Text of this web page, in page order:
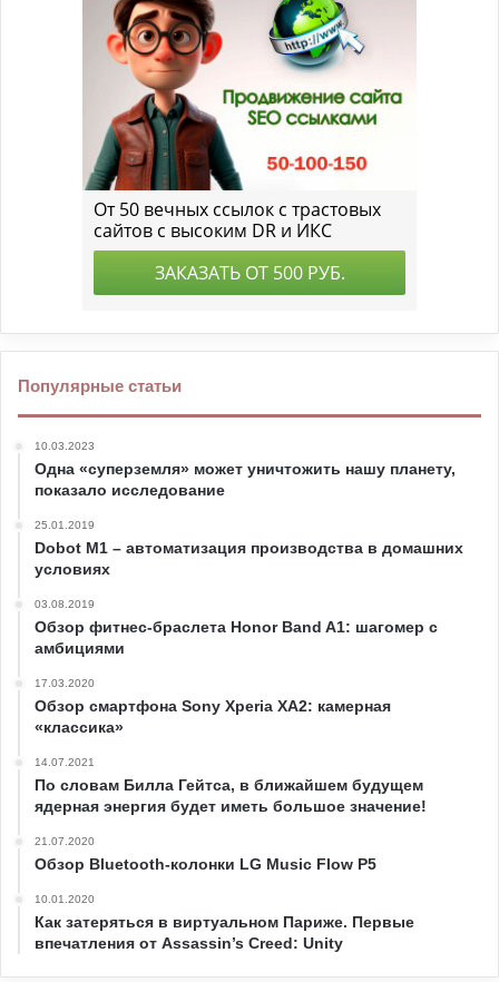
Популярные статьи
10.03.2023
Одна «суперземля» может уничтожить нашу планету,
показало исследование
25.01.2019
Dobot M1 – автоматизация производства в домашних
условиях
03.08.2019
Обзор фитнес-браслета Honor Band A1: шагомер с
амбициями
17.03.2020
Обзор смартфона Sony Xperia XA2: камерная
«классика»
14.07.2021
По словам Билла Гейтса, в ближайшем будущем
ядерная энергия будет иметь большое значение!
21.07.2020
Обзор Bluetooth-колонки LG Music Flow P5
10.01.2020
Как затеряться в виртуальном Париже. Первые
впечатления от Assassin’s Creed: Unity